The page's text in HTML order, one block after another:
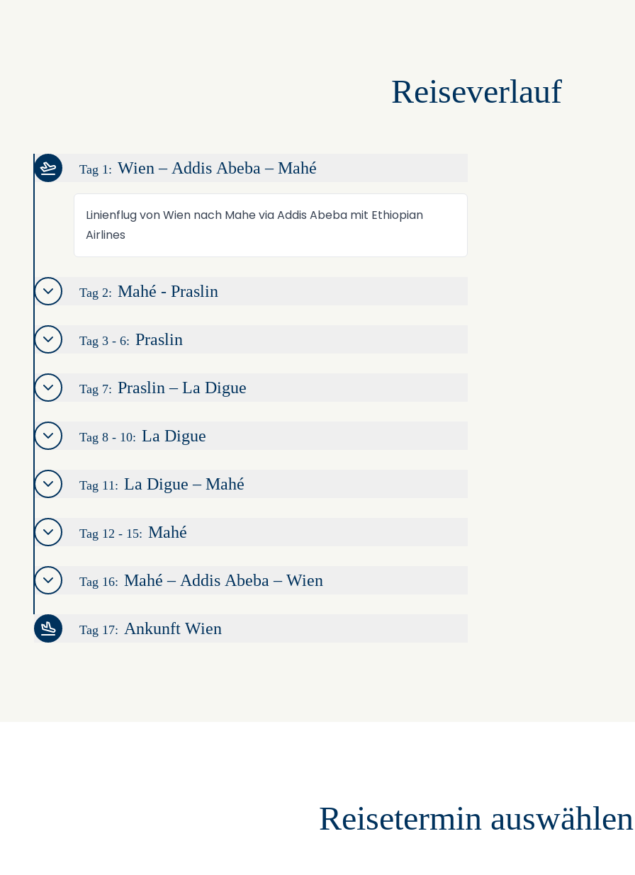
Reiseverlauf
Tag 1: Wien – Addis Abeba – Mahé
Linienflug von Wien nach Mahe via Addis Abeba mit Ethiopian
Airlines
Tag 2: Mahé - Praslin
Tag 3 - 6: Praslin
Tag 7: Praslin – La Digue
Tag 8 - 10: La Digue
Tag 11: La Digue – Mahé
Tag 12 - 15: Mahé
Tag 16: Mahé – Addis Abeba – Wien
Tag 17: Ankunft Wien
Reisetermin auswählen